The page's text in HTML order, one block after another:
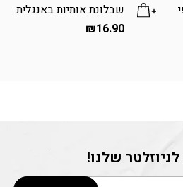
שבלונת אותיות באנגלית
₪16.90
שלנו!